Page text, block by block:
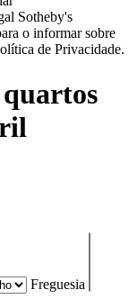
Sotheby's
o informar sobre
de Privacidade.
Freguesia